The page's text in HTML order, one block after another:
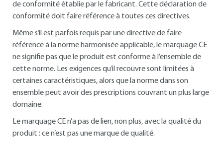
de conformité établie par le fabricant. Cette déclaration de
conformité doit faire référence à toutes ces directives.
Même s’il est parfois requis par une directive de faire
référence à la norme harmonisée applicable, le marquage CE
ne signifie pas que le produit est conforme à l’ensemble de
cette norme. Les exigences qu’il recouvre sont limitées à
certaines caractéristiques, alors que la norme dans son
ensemble peut avoir des prescriptions couvrant un plus large
domaine.
Le marquage CE n’a pas de lien, non plus, avec la qualité du
produit : ce n’est pas une marque de qualité.